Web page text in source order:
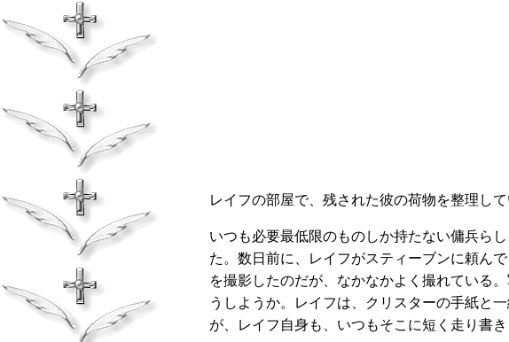
レイフの部屋で、残された彼の荷物を整理し
いつも必要最低限のものしか持たない傭兵ら
た。数日前に、レイフがスティーブンに頼ん
を撮影したのだが、なかなかよく撮れている
うしようか。レイフは、クリスターの手紙と
が、レイフ自身も、いつもそこに短く走り書